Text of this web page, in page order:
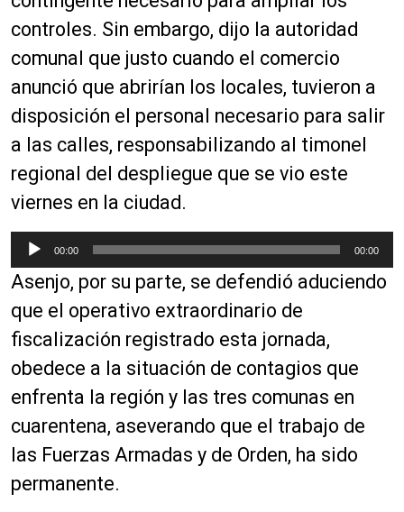
controles. Sin embargo, dijo la autoridad
comunal que justo cuando el comercio
anunció que abrirían los locales, tuvieron a
disposición el personal necesario para salir
a las calles, responsabilizando al timonel
regional del despliegue que se vio este
viernes en la ciudad.
e
p
r
o
d
u
c
o
r
d
e
00:00 00:00
Asenjo, por su parte, se defendió aduciendo
que el operativo extraordinario de
fiscalización registrado esta jornada,
obedece a la situación de contagios que
enfrenta la región y las tres comunas en
cuarentena, aseverando que el trabajo de
las Fuerzas Armadas y de Orden, ha sido
permanente.